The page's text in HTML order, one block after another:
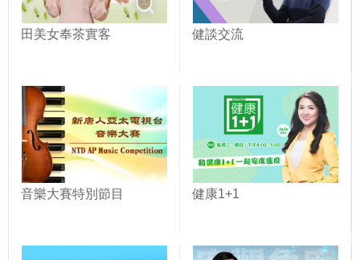
田美女奉茶實客 健談交流
音樂大賽特別節目 健康1+1